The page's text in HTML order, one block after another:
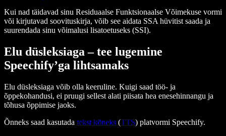
Kui nad täidavad sinu Residuaalse Funktsionaalse Võimekuse vormi
või kirjutavad soovituskirja, võib see aidata SSA hüvitist saada ja
suurendada sinu võimalusi lisatoetuseks (SSI).
Elu düsleksiaga – tee lugemine
Speechify’ga lihtsamaks
Elu düsleksiaga võib olla keeruline. Kuigi saad töö- ja
õppekohandusi, ei pruugi sellest alati piisata hea enesehinnangu ja
tõhusa õppimise jaoks.
Õnneks saad kasutada tekst kõneks (TTS) platvormi Speechify.